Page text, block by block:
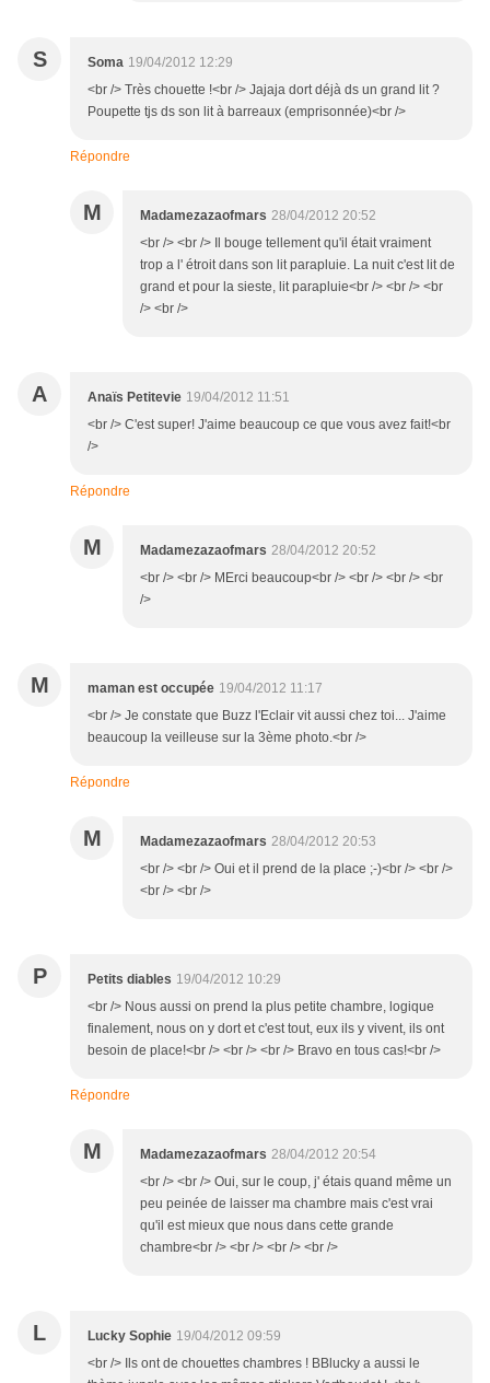
S Soma 19/04/2012 12:29
<br /> Très chouette !<br /> Jajaja dort déjà ds un grand lit ?
Poupette tjs ds son lit à barreaux (emprisonnée)<br />
Répondre
M Madamezazaofmars 28/04/2012 20:52
<br /> <br /> Il bouge tellement qu'il était vraiment
trop a l' étroit dans son lit parapluie. La nuit c'est lit de
grand et pour la sieste, lit parapluie<br /> <br /> <br
/> <br />
A Anaïs Petitevie 19/04/2012 11:51
<br /> C'est super! J'aime beaucoup ce que vous avez fait!<br
/>
Répondre
M Madamezazaofmars 28/04/2012 20:52
<br /> <br /> MErci beaucoup<br /> <br /> <br /> <br
/>
M maman est occupée 19/04/2012 11:17
<br /> Je constate que Buzz l'Eclair vit aussi chez toi... J'aime
beaucoup la veilleuse sur la 3ème photo.<br />
Répondre
M Madamezazaofmars 28/04/2012 20:53
<br /> <br /> Oui et il prend de la place ;-)<br /> <br />
<br /> <br />
P Petits diables 19/04/2012 10:29
<br /> Nous aussi on prend la plus petite chambre, logique
finalement, nous on y dort et c'est tout, eux ils y vivent, ils ont
besoin de place!<br /> <br /> <br /> Bravo en tous cas!<br />
Répondre
M Madamezazaofmars 28/04/2012 20:54
<br /> <br /> Oui, sur le coup, j' étais quand même un
peu peinée de laisser ma chambre mais c'est vrai
qu'il est mieux que nous dans cette grande
chambre<br /> <br /> <br /> <br />
L Lucky Sophie 19/04/2012 09:59
<br /> Ils ont de chouettes chambres ! BBlucky a aussi le